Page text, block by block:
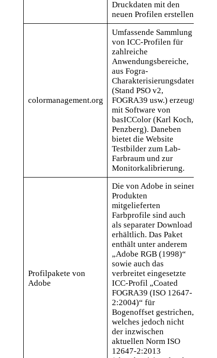
Druckdaten mit den
neuen Profilen erstellen.
colormanagement.org
Umfassende Sammlung
von ICC-Profilen für
zahlreiche
Anwendungsbereiche,
aus Fogra-
Charakterisierungsdaten
(Stand PSO v2,
FOGRA39 usw.) erzeugt
mit Software von
basICColor (Karl Koch,
Penzberg). Daneben
bietet die Website
Testbilder zum Lab-
Farbraum und zur
Monitorkalibrierung.
Profilpakete von
Adobe
Die von Adobe in seinen
Produkten
mitgelieferten
Farbprofile sind auch
als separater Download
erhältlich. Das Paket
enthält unter anderem
„Adobe RGB (1998)“
sowie auch das
verbreitet eingesetzte
ICC-Profil „Coated
FOGRA39 (ISO 12647-
2:2004)“ für
Bogenoffset gestrichen,
welches jedoch nicht
der inzwischen
aktuellen Norm ISO
12647-2:2013